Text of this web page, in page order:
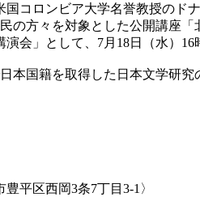
コロンビア大学名誉教授の
方々を対象とした公開講座「
会」として、7月18日（水）16
国籍を取得した日本文学研
平区西岡3条7丁目3-1〉